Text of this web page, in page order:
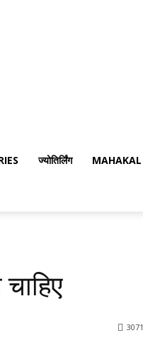
ज्योतिर्लिंग MAHAKAL
3071